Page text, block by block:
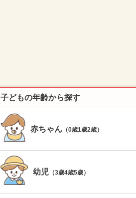
子どもの年齢から探す
赤ちゃん （0歳1歳2歳）
幼児 （3歳4歳5歳）